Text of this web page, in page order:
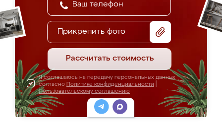
Прикрепить фото
Рассчитать стоимость
Я соглашаюсь на передачу персональных данных
согласно Политике конфиденциальности
Пользовательскому соглашению